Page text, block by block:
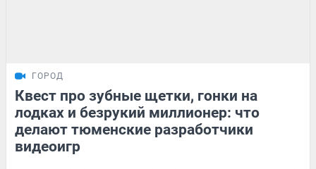
ГОРОД
Квест про зубные щетки, гонки на
лодках и безрукий миллионер: что
делают тюменские разработчики
видеоигр